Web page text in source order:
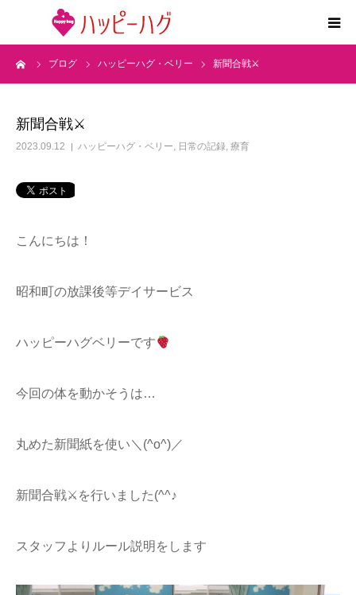
ブログ ハッピーハグ・ベリー 新聞合戦⚔
新聞合戦⚔
2023.09.12 ハッピーハグ・ベリー, 日常の記録, 療育
こんにちは！
昭和町の放課後等デイサービス
ハッピーハグベリーです
今回の体を動かそうは…
丸めた新聞紙を使い＼(^o^)／
新聞合戦⚔を行いました(^^♪
スタッフよりルール説明をします
2つの特徴
求人情報
運営会社